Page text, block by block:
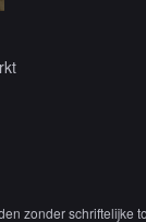
zonder schriftelijke